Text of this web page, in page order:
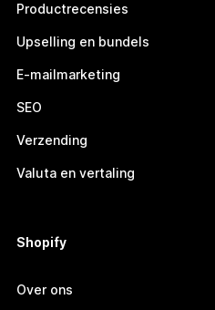
Productrecensies
Upselling en bundels
E-mailmarketing
SEO
Verzending
Valuta en vertaling
Shopify
Over ons